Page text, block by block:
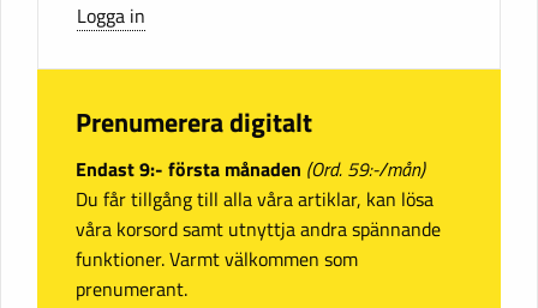
Logga in
Prenumerera digitalt
Endast 9:- första månaden (Ord. 59:-/mån)
Du får tillgång till alla våra artiklar, kan lösa
våra korsord samt utnyttja andra spännande
funktioner. Varmt välkommen som
prenumerant.